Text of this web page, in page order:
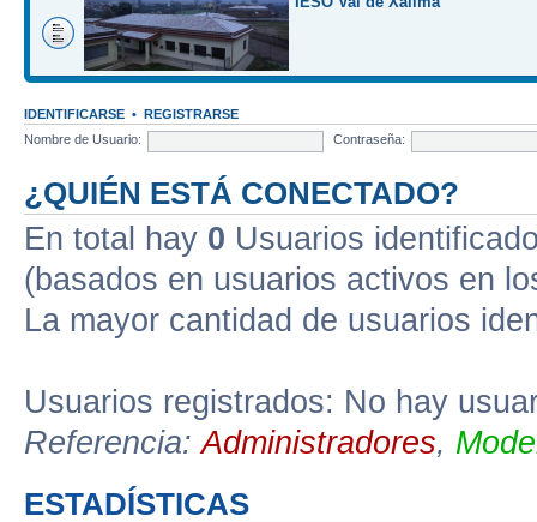
IDENTIFICARSE • REGISTRARSE
Nombre de Usuario:
Contraseña:
¿QUIÉN ESTÁ CONECTADO?
En total hay 0 Usuarios
(basados en usuarios activos en
La mayor cantidad de usuarios
Usuarios registrados: No hay
Referencia:Administradores,
ESTADÍSTICAS